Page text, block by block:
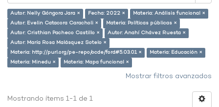
Autor: Nelly Góngora Jara × Fecha: 2022 ×
Materia: Análisis funcional ×
Autor: Evelin Catacora Caracholi ×
Materia: Políticas públicas ×
Autor: Cristhian Pacheco Castillo ×
Autor: Anahí Chávez Ruesta ×
Autor: María Rosa Malásquez Sotelo ×
Materia: http://purl.org/pe-repo/ocde/ford#5.03.01 ×
Materia: Educación ×
Materia: Minedu ×
Materia: Mapa funcional ×
Mostrar filtros avanzados
Mostrando ítems 1-1 de 1